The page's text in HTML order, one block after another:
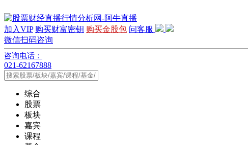
加入VIP 购买财富密钥 购买金股包 问客服
微信扫码咨询
咨询电话：
021-62167888
综合
股票
板块
嘉宾
课程